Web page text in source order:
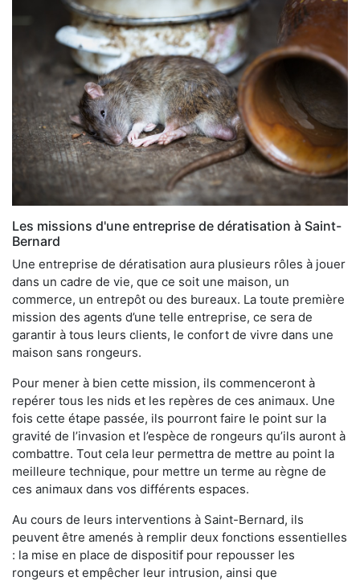
Les missions d'une entreprise de dératisation à Saint-
Bernard
Une entreprise de dératisation aura plusieurs rôles à jouer
dans un cadre de vie, que ce soit une maison, un
commerce, un entrepôt ou des bureaux. La toute première
mission des agents d’une telle entreprise, ce sera de
garantir à tous leurs clients, le confort de vivre dans une
maison sans rongeurs.
Pour mener à bien cette mission, ils commenceront à
repérer tous les nids et les repères de ces animaux. Une
fois cette étape passée, ils pourront faire le point sur la
gravité de l’invasion et l’espèce de rongeurs qu’ils auront à
combattre. Tout cela leur permettra de mettre au point la
meilleure technique, pour mettre un terme au règne de
ces animaux dans vos différents espaces.
Au cours de leurs interventions à Saint-Bernard, ils
peuvent être amenés à remplir deux fonctions essentielles
: la mise en place de dispositif pour repousser les
rongeurs et empêcher leur intrusion, ainsi que